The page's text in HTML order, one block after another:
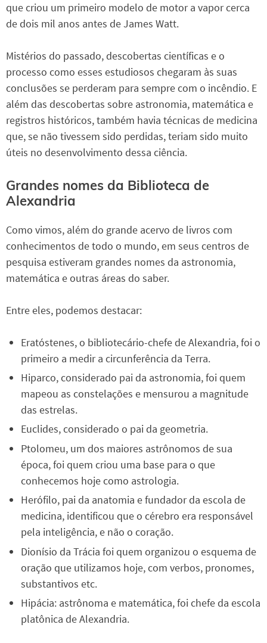
que criou um primeiro modelo de motor a vapor cerca
de dois mil anos antes de James Watt.
Mistérios do passado, descobertas científicas e o
processo como esses estudiosos chegaram às suas
conclusões se perderam para sempre com o incêndio. E
além das descobertas sobre astronomia, matemática e
registros históricos, também havia técnicas de medicina
que, se não tivessem sido perdidas, teriam sido muito
úteis no desenvolvimento dessa ciência.
Grandes nomes da Biblioteca de
Alexandria
Como vimos, além do grande acervo de livros com
conhecimentos de todo o mundo, em seus centros de
pesquisa estiveram grandes nomes da astronomia,
matemática e outras áreas do saber.
Entre eles, podemos destacar:
Eratóstenes, o bibliotecário-chefe de Alexandria, foi o
primeiro a medir a circunferência da Terra.
Hiparco, considerado pai da astronomia, foi quem
mapeou as constelações e mensurou a magnitude
das estrelas.
Euclides, considerado o pai da geometria.
Ptolomeu, um dos maiores astrônomos de sua
época, foi quem criou uma base para o que
conhecemos hoje como astrologia.
Herófilo, pai da anatomia e fundador da escola de
medicina, identificou que o cérebro era responsável
pela inteligência, e não o coração.
Dionísio da Trácia foi quem organizou o esquema de
oração que utilizamos hoje, com verbos, pronomes,
substantivos etc.
Hipácia: astrônoma e matemática, foi chefe da escola
platônica de Alexandria.